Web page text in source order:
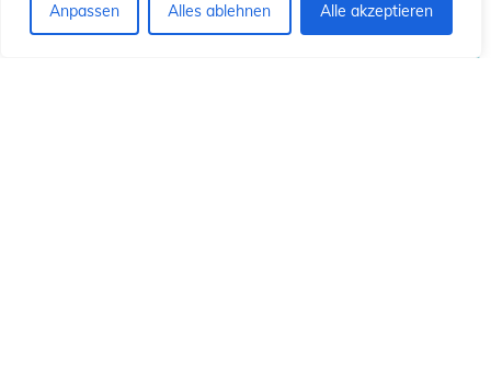
Anpassen Alles ablehnen Alle akzeptieren